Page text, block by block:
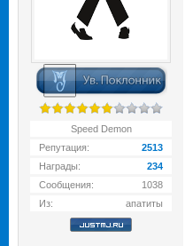
Speed Demon
Репутация:
2513
Награды:
234
Сообщения:
1038
Из:
апатиты